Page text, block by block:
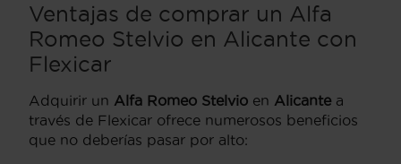
Ventajas de comprar un Alfa
Romeo Stelvio en Alicante con
Flexicar
Adquirir un Alfa Romeo Stelvio en Alicante a
través de Flexicar ofrece numerosos beneficios
que no deberías pasar por alto: